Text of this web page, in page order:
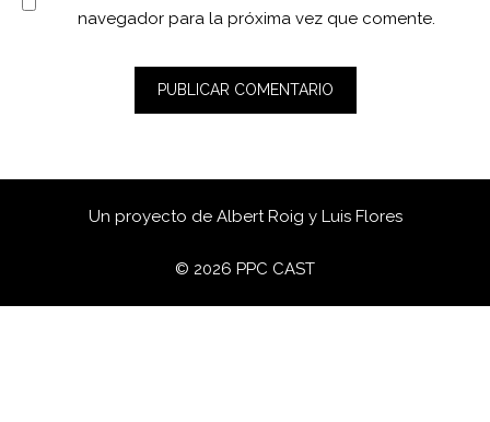
navegador para la próxima vez que comente.
Un proyecto de Albert Roig y Luis Flores
© 2026 PPC CAST